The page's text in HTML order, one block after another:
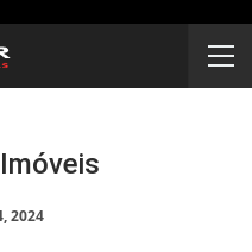
2024